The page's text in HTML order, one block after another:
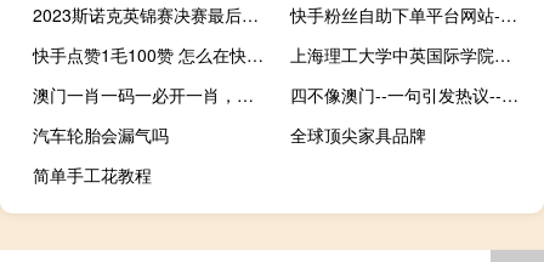
2023斯诺克英锦赛决赛最后几局 2023年斯诺克英锦赛
快手粉丝自助下单平台网站-云助手空间说说刷赞最新版
快手点赞1毛100赞 怎么在快手上获得点赞呢(快手点赞1毛100赞 怎么在快手上获得点赞呢图片)
上海理工大学中英国际学院是985 上海理工大学中英国际学院
澳门一肖一码一必开一肖，好笑精选答案落实_资讯版677.122
四不像澳门--一句引发热议--安装版v144.739
汽车轮胎会漏气吗
全球顶尖家具品牌
简单手工花教程